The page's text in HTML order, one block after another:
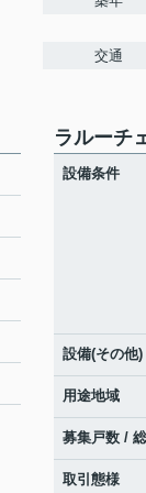
交通
ラルーチ
設備条件
設備(その他)
用途地域
募集戸数 /
取引態様